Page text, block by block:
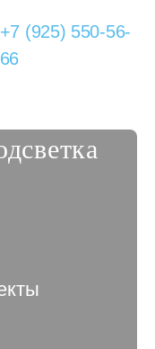
+7 (925) 550-56-
66